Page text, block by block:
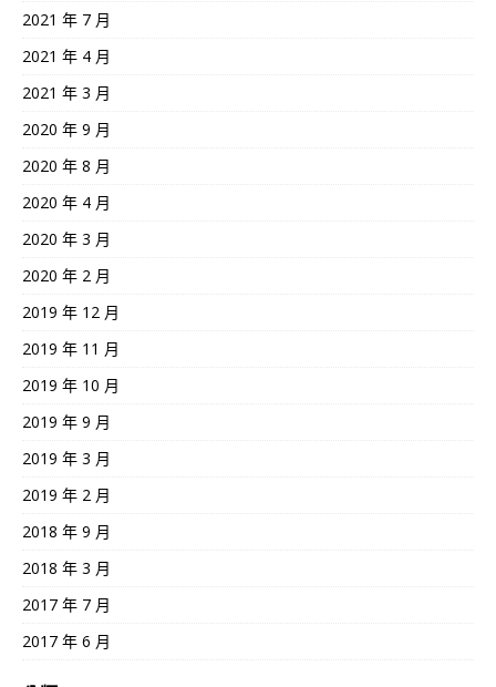
2021 年 7 月
2021 年 4 月
2021 年 3 月
2020 年 9 月
2020 年 8 月
2020 年 4 月
2020 年 3 月
2020 年 2 月
2019 年 12 月
2019 年 11 月
2019 年 10 月
2019 年 9 月
2019 年 3 月
2019 年 2 月
2018 年 9 月
2018 年 3 月
2017 年 7 月
2017 年 6 月